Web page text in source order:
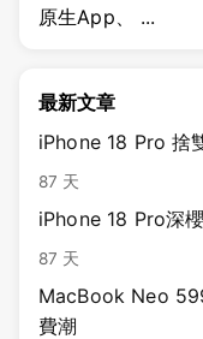
原生App、 ...
最新文章
iPhone 18 Pro 捨
87 天
iPhone 18 Pro深
87 天
MacBook Neo
費潮